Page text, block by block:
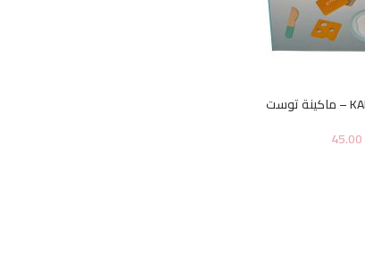
45.00